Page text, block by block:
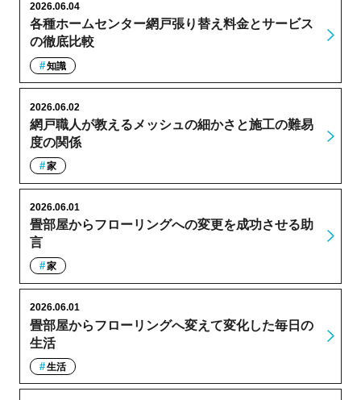
各種ホームセンター網戸張り替え料金とサービス
の徹底比較
2026.06.04
知識
網戸職人が教えるメッシュの細かさと施工の難易
度の関係
2026.06.02
家
畳部屋からフローリングへの変更を成功させる助
言
2026.06.01
家
畳部屋からフローリングへ変えて変化した毎日の
生活
2026.06.01
生活